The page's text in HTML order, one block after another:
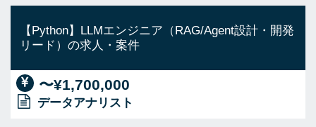
【Python】LLMエンジニア（RAG/Agent設計・開発
リード）の求人・案件
〜¥1,700,000
データアナリスト